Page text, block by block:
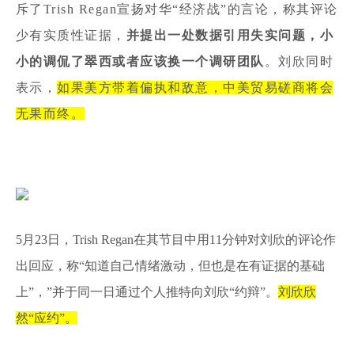
斥了Trish Regan宣扬对华“经济战”的言论，称其评论
少有实质性证据， 并提出一处数据引用失实问题，小
小的调侃了翠西或者应该换一个调研团队 。刘欣同时
表示，如果美方带着偏执和敌意，中美贸易磋商将会
无果而终。
5月23日，Trish Regan在其节目中用11分钟对刘欣的评论作
出回应，称“知道自己情绪激动，但也是在有证据的基础
上”，”并于同一日通过个人推特向刘欣“约辩”。 刘欣欣
然“应约”。